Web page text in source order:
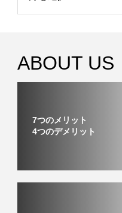
ABOUT US
7つのメリット
4つのデメリット